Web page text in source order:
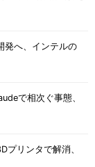
発へ、インテルの
で相次ぐ事態、
プリンタで解消、